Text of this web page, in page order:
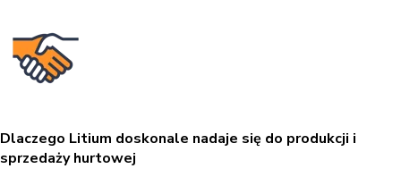
Dlaczego Litium doskonale nadaje się do produkcji i
sprzedaży hurtowej